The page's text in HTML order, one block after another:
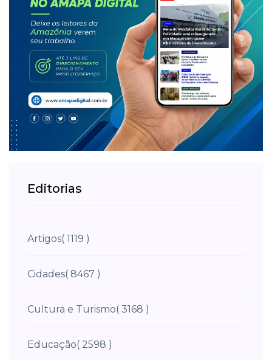
Editorias
Artigos( 1119 )
Cidades( 8467 )
Cultura e Turismo( 3168 )
Educação( 2598 )